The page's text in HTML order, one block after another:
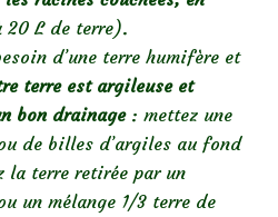
L de terre).
d’une terre humifère et
terre est argileuse et
bon drainage: mettez une
de billes d’argiles au fond
la terre retirée par un
un mélange 1/3 terre de